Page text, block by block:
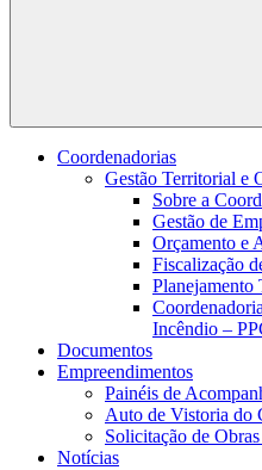
Buscar
Coordenadorias
Gestão Territorial e
Sobre a
Gestão de
Orçamento e
Fiscalização
Incêndio –
Documentos
Empreendimentos
Painéis de
Auto de Vistoria do
Solicitação de
Notícias